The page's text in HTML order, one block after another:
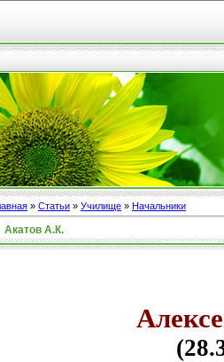
» Статьи » Училищe » Начальники
Акатов А.К.